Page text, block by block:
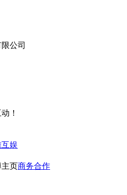
公司
！
娱
页商务合作